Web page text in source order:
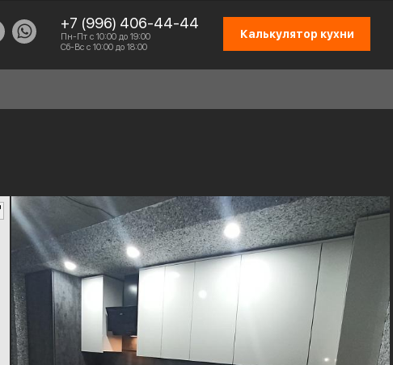
+7 (996) 406-44-44
Пн-Пт с 10:00 до 19:00
Сб-Вс с 10:00 до 18:00
Калькулятор кухни
СХЕМА РАБОТЫ
ОТЗЫВЫ КЛИЕНТОВ
ПРИСОЕДИНИТЬСЯ К КОМАНДЕ
КОНТАКТЫ